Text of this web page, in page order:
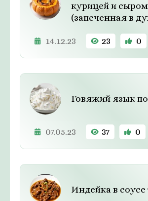
курицей и сыром
(запеченная в
14.12.23 23 0
Говяжий язык
07.05.23 37 0
Индейка в соусе